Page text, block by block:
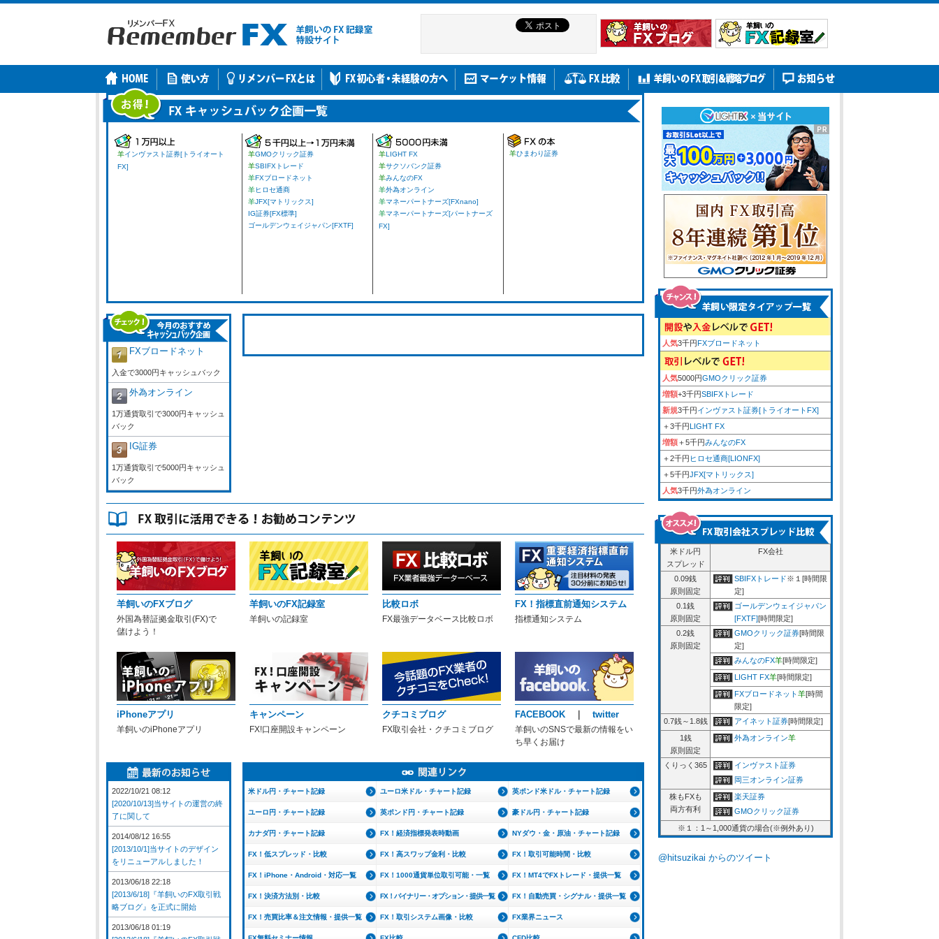
羊インヴァスト証券[トライオート
FX]
羊GMOクリック証券
羊SBIFXトレード
羊FXブロードネット
羊ヒロセ通商
羊JFX[マトリックス]
IG証券[FX標準]
ゴールデンウェイジャパン[FXTF]
羊LIGHT FX
羊サクソバンク証券
羊みんなのFX
羊外為オンライン
羊マネーパートナーズ[FXnano]
羊マネーパートナーズ[パートナーズ
FX]
羊ひまわり証券
FXブロードネット
入金で3000円キャッシュバック
外為オンライン
1万通貨取引で3000円キャッシュ
バック
IG証券
1万通貨取引で5000円キャッシュ
バック
羊飼いのFXブログ
外国為替証拠金取引(FX)で
儲けよう！
羊飼いのFX記録室
羊飼いの記録室
比較ロボ
FX最強データベース比較ロボ
FX！指標直前通知システム
指標通知システム
iPhoneアプリ
羊飼いのiPhoneアプリ
キャンペーン
FX!口座開設キャンペーン
クチコミブログ
FX取引会社・クチコミブログ
FACEBOOK twitter
羊飼いのSNSで最新の情報をい
ち早くお届け
米ドル円・チャート記録 ユーロ米ドル・チャート記録 英ポンド米ドル・チャート記録
ユーロ円・チャート記録 英ポンド円・チャート記録 豪ドル円・チャート記録
カナダ円・チャート記録 FX！経済指標発表時動画 NYダウ・金・原油・チャート記録
FX！低スプレッド・比較 FX！高スワップ金利・比較 FX！取引可能時間・比較
FX！iPhone・Android・対応一覧 FX！1000通貨単位取引可能・一覧 FX！MT4でFXトレード・提供一覧
FX！決済方法別・比較 FX！バイナリー・オプション・提供一覧 FX！自動売買・シグナル・提供一覧
FX！売買比率＆注文情報・提供一覧 FX！取引システム画像・比較 FX業界ニュース
2022/10/21 08:12
[2020/10/13]当サイトの運営の終
了に関して
2014/08/12 16:55
[2013/10/1]当サイトのデザイン
をリニューアルしました！
2013/06/18 22:18
[2013/6/18]『羊飼いのFX取引戦
略ブログ』を正式に開始
2013/06/18 01:19
人気3千円FXブロードネット
人気5000円GMOクリック証券
増額+3千円SBIFXトレード
新規3千円インヴァスト証券[トライオートFX]
＋3千円LIGHT FX
増額＋5千円みんなのFX
＋2千円 ヒロセ通商[LIONFX]
＋5千円JFX[マトリックス]
人気3千円外為オンライン
米ドル円
スプレッド
FX会社
0.09銭
原則固定
SBIFXトレード※１[時間限
定]
0.1銭
原則固定
ゴールデンウェイジャパン
[FXTF][時間限定]
0.2銭
原則固定
GMOクリック証券[時間限
定]
みんなのFX羊[時間限定]
LIGHT FX羊[時間限定]
FXブロードネット羊[時間
限定]
0.7銭～1.8銭
アイネット証券[時間限定]
1銭
原則固定
外為オンライン羊
くりっく365
インヴァスト証券
岡三オンライン証券
株もFXも
両方有利
楽天証券
GMOクリック証券
※１：1～1,000通貨の場合(※例外あり)
@hitsuzikai からのツイート